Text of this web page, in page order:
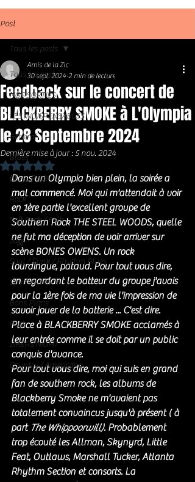
Post
Tous les posts
NOS SORTIES
LES INDISPENSABLES
Général
Blues
Blues Rock
Rock
Soft Rock / Folk
Jazz
Soul / Funk / Rhythm Blues
Southern rock
Bons Plans
Rock
ZIKERS NIGHT
Country / Americana
Tous les posts
Feedback sur le concert de
BLACKBERRY SMOKE à L'Olympia
le 28 Septembre 2024
Amis de la Zic
30 sept. 2024 2 min de lecture
Dernière mise à jour :5 nov. 2024
Noté NaN étoiles sur 5.
Dans un Olympia bien plein, la soirée a
mal commencé. Moi qui m'attendait à voir
en 1ère partie l'excellent groupe de
Southern Rock THE STEEL WOODS, quelle
ne fut ma déception de voir arriver sur
scène BONES OWENS. Un rock
lourdingue, pataud. Pour tout vous dire,
en regardant le batteur du groupe j'avais
pour la 1ère fois de ma vie l'impression de
savoir jouer de la batterie ... C'est dire.
Place à BLACKBERRY SMOKE acclamés à
leur entrée comme il se doit par un public
conquis d'avance.
Pour tout vous dire, moi qui suis en grand
fan de southern rock, les albums de
Blackberry Smoke ne m'avaient pas
totalement convaincus jusqu'à présent ( à
part The Whippoorwill). Probablement
trop écouté les Allman, Skynyrd, Little
Feat, Outlaws, Marshall Tucker, Atlanta
Rhythm Section et consorts. La